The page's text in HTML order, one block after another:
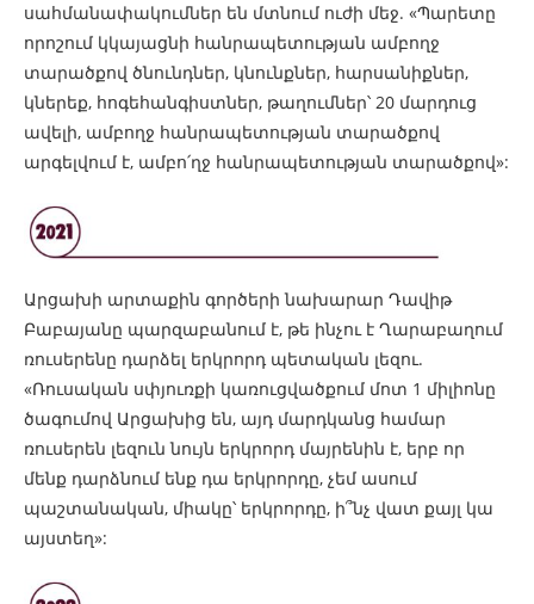
սահմանափակումներ են մտնում ուժի մեջ. «Պարետը
որոշում կկայացնի հանրապետության ամբողջ
տարածքով ծնունդներ, կնունքներ, հարսանիքներ,
կներեք, հոգեհանգիստներ, թաղումներ՝ 20 մարդուց
ավելի, ամբողջ հանրապետության տարածքով
արգելվում է, ամբո՛ղջ հանրապետության տարածքով»:
Արցախի արտաքին գործերի նախարար Դավիթ
Բաբայանը պարզաբանում է, թե ինչու է Ղարաբաղում
ռուսերենը դարձել երկրորդ պետական լեզու.
«Ռուսական սփյուռքի կառուցվածքում մոտ 1 միլիոնը
ծագումով Արցախից են, այդ մարդկանց համար
ռուսերեն լեզուն նույն երկրորդ մայրենին է, երբ որ
մենք դարձնում ենք դա երկրորդը, չեմ ասում
պաշտանական, միակը՝ երկրորդը, ի՞նչ վատ քայլ կա
այստեղ»: